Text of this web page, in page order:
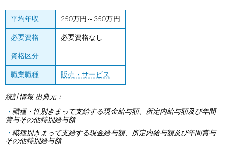
平均年収 250万円～350万円
必要資格 必要資格なし
資格区分 -
職業職種 販売・サービス
統計情報 出典元：
職種・性別きまって支給する現金給与額、所定内給与額及び年間
賞与その他特別給与額
職種別きまって支給する現金給与額、所定内給与額及び年間賞与
その他特別給与額